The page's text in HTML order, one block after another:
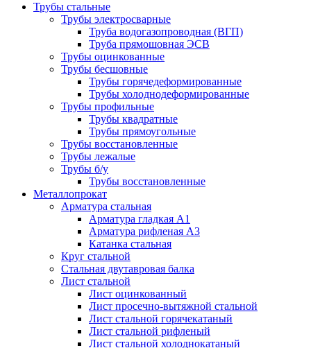
Трубы стальные
Трубы электросварные
Труба водогазопроводная (ВГП)
Труба прямошовная ЭСВ
Трубы оцинкованные
Трубы бесшовные
Трубы горячедеформированные
Трубы холоднодеформированные
Трубы профильные
Трубы квадратные
Трубы прямоугольные
Трубы восстановленные
Трубы лежалые
Трубы б/у
Трубы восстановленные
Металлопрокат
Арматура стальная
Арматура гладкая А1
Арматура рифленая А3
Катанка стальная
Круг стальной
Стальная двутавровая балка
Лист стальной
Лист оцинкованный
Лист просечно-вытяжной стальной
Лист стальной горячекатаный
Лист стальной рифленый
Лист стальной холоднокатаный